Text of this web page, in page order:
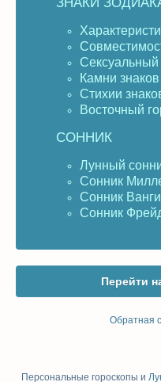
Сексуальный
Камни
Стихии
Восточный
СОННИК
Лунный
Сонник
Сонник Ванги
Сонник
Перейти
Обратная
Персональные гороскопы и